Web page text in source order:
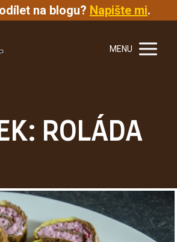
na blogu? Napište mi.
MENU
ROLÁDA